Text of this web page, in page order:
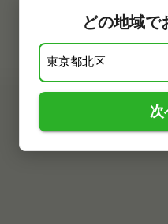
どの地域で
次